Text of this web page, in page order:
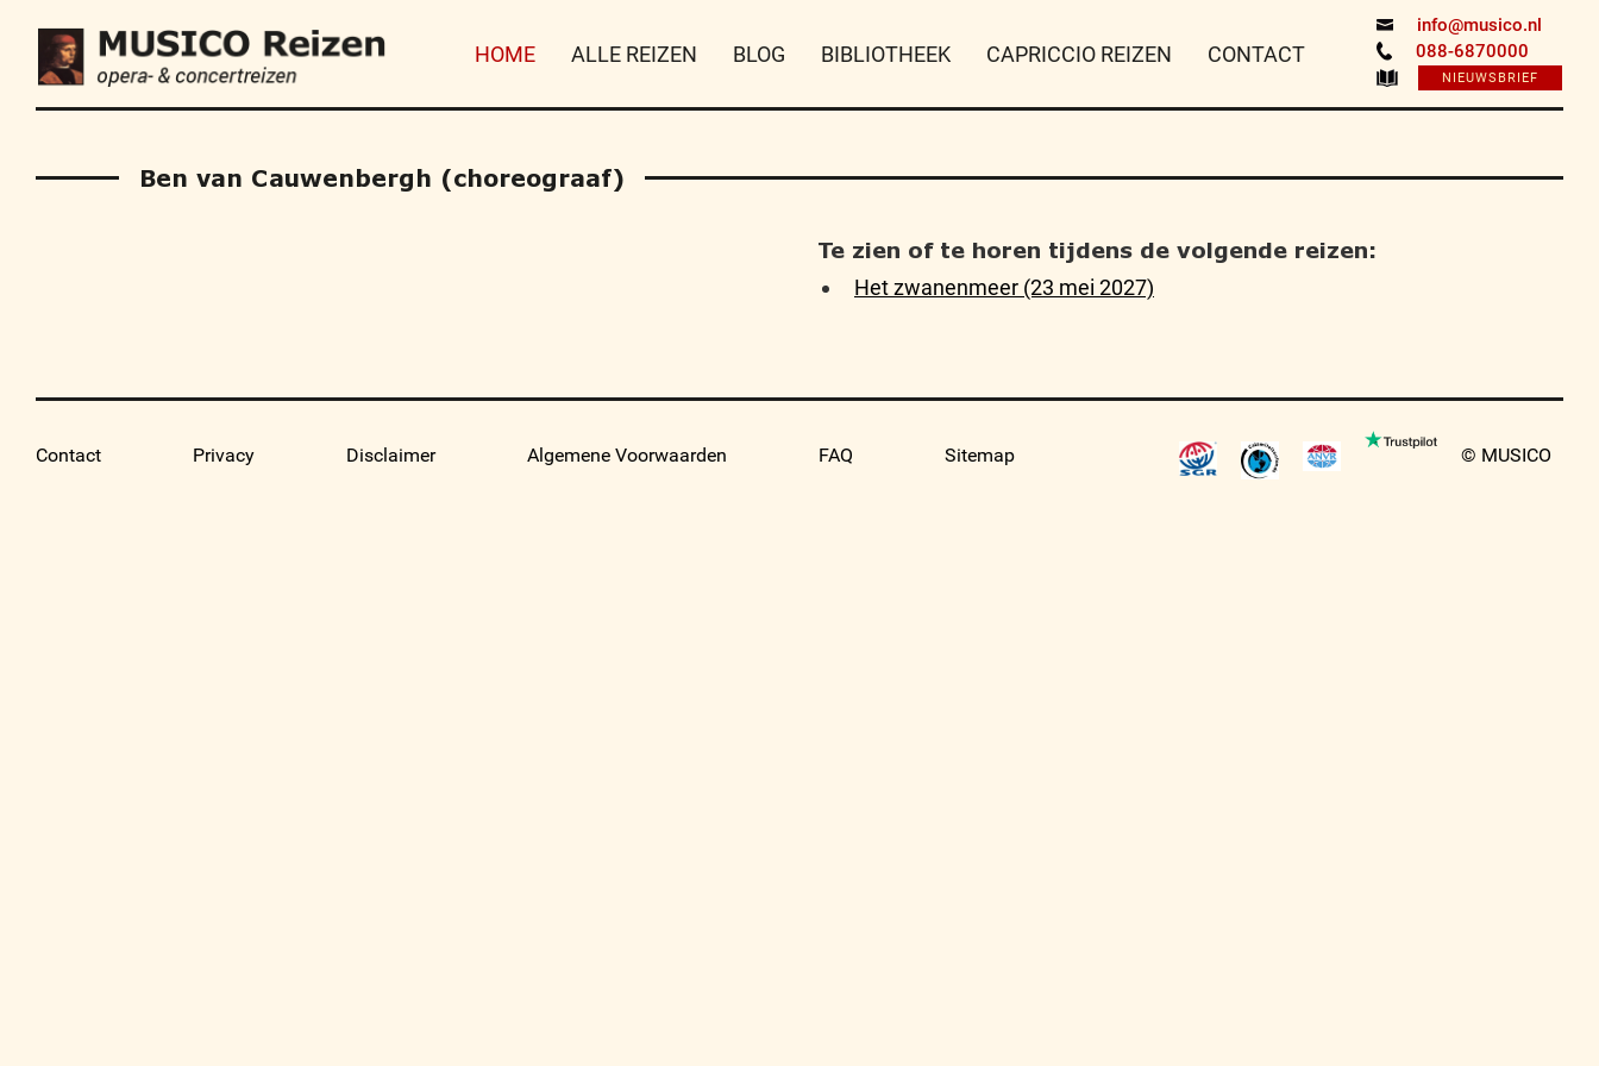
info@musico.nl
088-6870000
NIEUWSBRIEF
HOME ALLE REIZEN BLOG BIBLIOTHEEK CAPRICCIO REIZEN CONTACT
Ben van Cauwenbergh (choreograaf)
Te zien of te horen tijdens de volgende reizen:
Het zwanenmeer (23 mei 2027)
Contact Privacy Disclaimer Algemene Voorwaarden FAQ Sitemap © MUSICO